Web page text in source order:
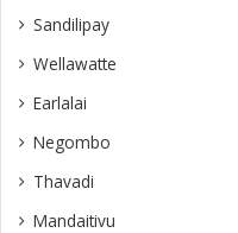
Sandilipay
Wellawatte
Earlalai
Negombo
Thavadi
Mandaitivu